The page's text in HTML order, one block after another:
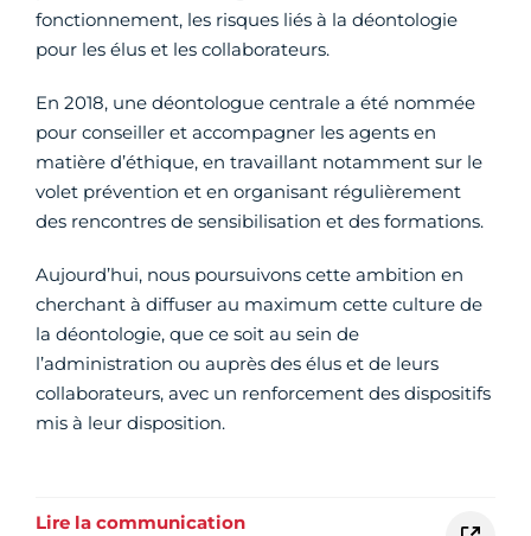
fonctionnement, les risques liés à la déontologie
pour les élus et les collaborateurs.
En 2018, une déontologue centrale a été nommée
pour conseiller et accompagner les agents en
matière d’éthique, en travaillant notamment sur le
volet prévention et en organisant régulièrement
des rencontres de sensibilisation et des formations.
Aujourd’hui, nous poursuivons cette ambition en
cherchant à diffuser au maximum cette culture de
la déontologie, que ce soit au sein de
l’administration ou auprès des élus et de leurs
collaborateurs, avec un renforcement des dispositifs
mis à leur disposition.
Lire la communication